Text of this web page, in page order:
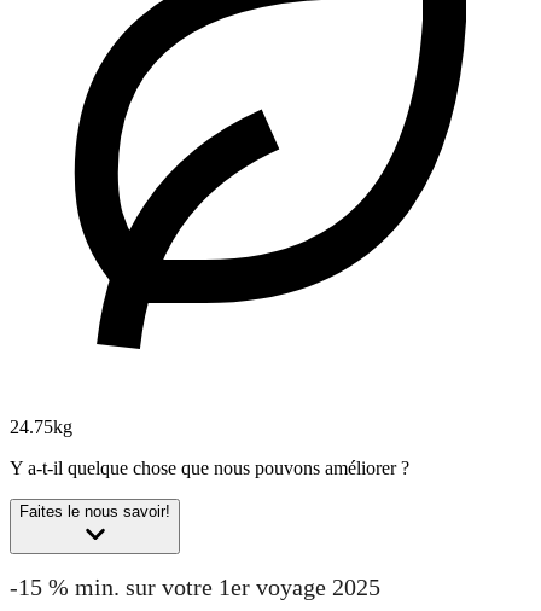
24.75kg
Y a-t-il quelque chose que nous pouvons améliorer ?
Faites le nous savoir!
-15 % min. sur votre 1er voyage 2025